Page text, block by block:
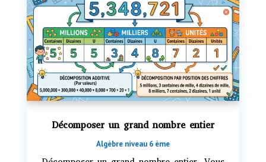
Décomposer un grand nombre entier
Algèbre niveau 6 ème